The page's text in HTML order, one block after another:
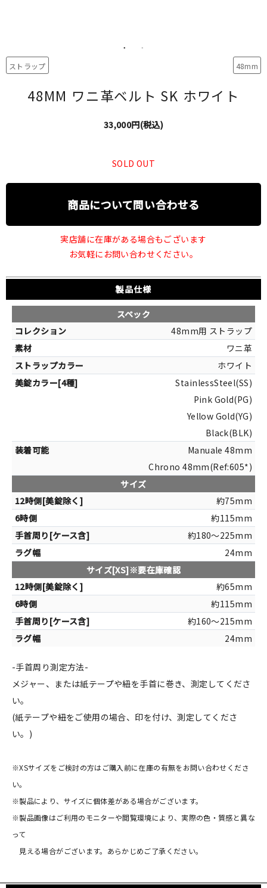
ストラップ 48mm
48MM ワニ革ベルト SK ホワイト
33,000円(税込)
SOLD OUT
商品について問い合わせる
実店舗に在庫がある場合もございます
お気軽にお問い合わせください。
製品仕様
スペック
48mm用 ストラップ
ワニ革
ホワイト
StainlessSteel(SS)
Pink Gold(PG)
Yellow Gold(YG)
Black(BLK)
Manuale 48mm
Chrono 48mm(Ref:605*)
サイズ
約75mm
約115mm
約180～225mm
24mm
サイズ[XS]※要在庫確認
約65mm
約115mm
約160～215mm
24mm
-手首周り測定方法-
メジャー、または紙テープや紐を手首に巻き、測定してくださ
い。
(紙テープや紐をご使用の場合、印を付け、測定してくださ
い。)
※XSサイズをご検討の方はご購入前に在庫の有無をお問い合わせくださ
い。
※製品により、サイズに個体差がある場合がございます。
※製品画像はご利用のモニターや閲覧環境により、実際の色・質感と異な
って
見える場合がございます。あらかじめご了承ください。